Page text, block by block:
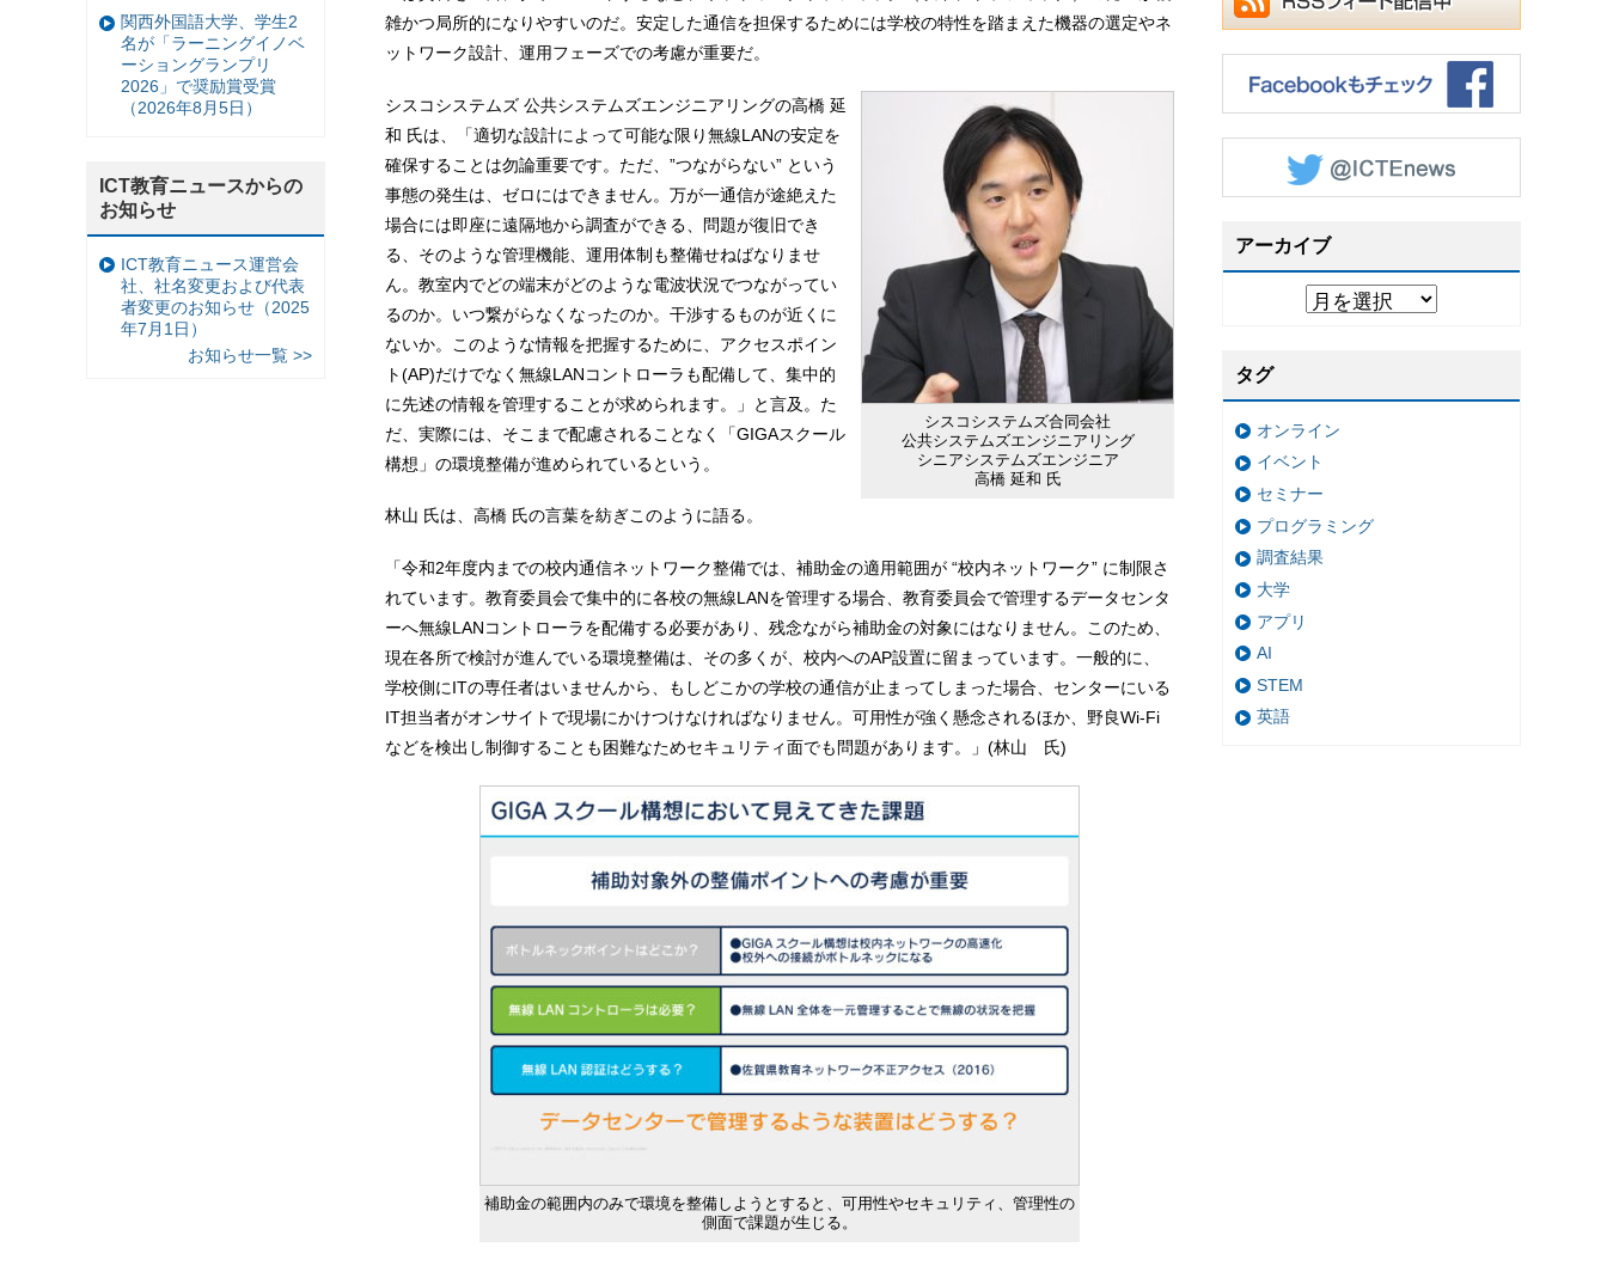
雑かつ局所的になりやすいのだ。安定した通信を担保するためには学校の特性を踏まえた機器の選定やネ
ットワーク設計、運用フェーズでの考慮が重要だ。
シスコシステムズ合同会社
公共システムズエンジニアリング
シニアシステムズエンジニア
高橋 延和 氏
シスコシステムズ 公共システムズエンジニアリングの高橋 延
和 氏は、「適切な設計によって可能な限り無線LANの安定を
確保することは勿論重要です。ただ、”つながらない” という
事態の発生は、ゼロにはできません。万が一通信が途絶えた
場合には即座に遠隔地から調査ができる、問題が復旧でき
る、そのような管理機能、運用体制も整備せねばなりませ
ん。教室内でどの端末がどのような電波状況でつながってい
るのか。いつ繋がらなくなったのか。干渉するものが近くに
ないか。このような情報を把握するために、アクセスポイン
ト(AP)だけでなく無線LANコントローラも配備して、集中的
に先述の情報を管理することが求められます。」と言及。た
だ、実際には、そこまで配慮されることなく「GIGAスクール
構想」の環境整備が進められているという。
林山 氏は、高橋 氏の言葉を紡ぎこのように語る。
「令和2年度内までの校内通信ネットワーク整備では、補助金の適用範囲が “校内ネットワーク” に制限さ
れています。教育委員会で集中的に各校の無線LANを管理する場合、教育委員会で管理するデータセンタ
ーへ無線LANコントローラを配備する必要があり、残念ながら補助金の対象にはなりません。このため、
現在各所で検討が進んでいる環境整備は、その多くが、校内へのAP設置に留まっています。一般的に、
学校側にITの専任者はいませんから、もしどこかの学校の通信が止まってしまった場合、センターにいる
IT担当者がオンサイトで現場にかけつけなければなりません。可用性が強く懸念されるほか、野良Wi-Fi
などを検出し制御することも困難なためセキュリティ面でも問題があります。」(林山 氏)
補助金の範囲内のみで環境を整備しようとすると、可用性やセキュリティ、管理性の
側面で課題が生じる。
アーカイブ
タグ
オンライン
イベント
セミナー
プログラミング
調査結果
大学
アプリ
AI
STEM
英語
関西外国語大学、学生2
名が「ラーニングイノベ
ーショングランプリ
2026」で奨励賞受賞
（2026年8月5日）
ICT教育ニュースからの
お知らせ
ICT教育ニュース運営会
社、社名変更および代表
者変更のお知らせ（2025
年7月1日）
お知らせ一覧 >>